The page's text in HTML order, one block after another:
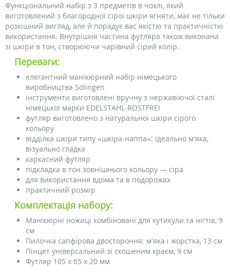
Функціональний набір з 3 предметів в чохлі, який
виготовлений з благородної сірої шкіри ягняти, має не тільки
розкішний вигляд, але й порадує вас якістю та практичністю
використання. Внутрішня частина футляра також виконана
зі шкіри в тон, створюючи чарівний сірий колір.
Переваги:
елегантний манікюрний набір німецького
виробництва Solingen
інструменти виготовлені вручну з нержавіючої сталі
німецької марки EDELSTAHL-ROSTFREI
футляр виготовлено з натуральної шкіри сірого
кольору
відділка шкіри типу «шкіра-наппа»: ідеально м’яка,
візуально гладка
каркасний футляр
підкладка в тон зовнішнього кольору — сіра
для використання вдома та в подорожах
практичний розмір
Комплектація набору:
Манікюрні ножиці комбіновані для кутикули та нігтів, 9
см
Пилочка сапфірова двостороння: м’яка і жорстка, 13 см
Пінцет універсальний зі скошеним краєм, 9 см
Футляр 105 x 65 x 20 мм